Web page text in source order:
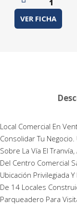
1
VER FICHA
Local Comercial En
Consolidar Tu
Sobre La Vía El
Del Centro Comercial
Ubicación Privilegiada
De 14 Locales
Parqueadero Para